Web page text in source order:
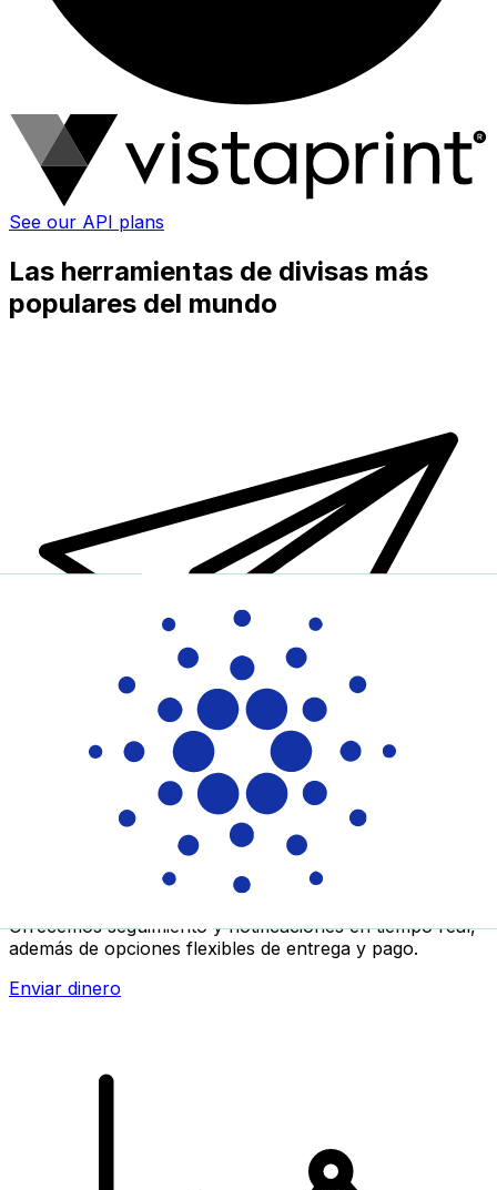
See our API plans
Las herramientas de divisas más
populares del mundo
Transferencias de dinero internacionales Xe
Ofrecemos seguimiento y notificaciones en tiempo real,
además de opciones flexibles de entrega y pago.
Enviar dinero